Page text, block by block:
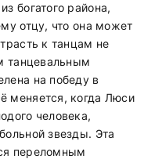
богатого района,
отцу, что она может
к танцам не
танцевальным
на победу в
меняется, когда Люси
человека,
звезды. Эта
переломным